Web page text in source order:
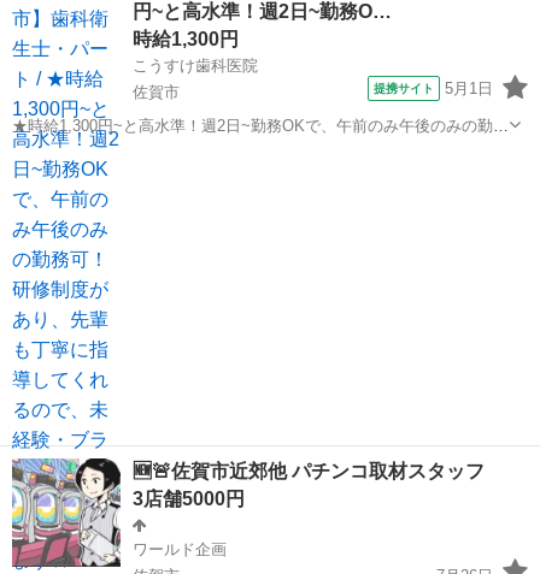
がございます。 ...円~と高水準！週2日~勤務O…
時給1,300円
こうすけ歯科医院
佐賀市
提携サイト 5月1日
★時給1,300円~と高水準！週2日~勤務OKで、午前のみ午後のみの勤務
可！研修制度があり、先輩も丁寧に指導してくれるので、未経験・ブ
ランクの方も安心してスタートできます★ 時給： 1,300円~2,000円 ※
訪問診療は...
佐賀 佐賀市
🆕🚨佐賀市近郊他 パチンコ取材スタッフ
3店舗5000円
ワールド企画